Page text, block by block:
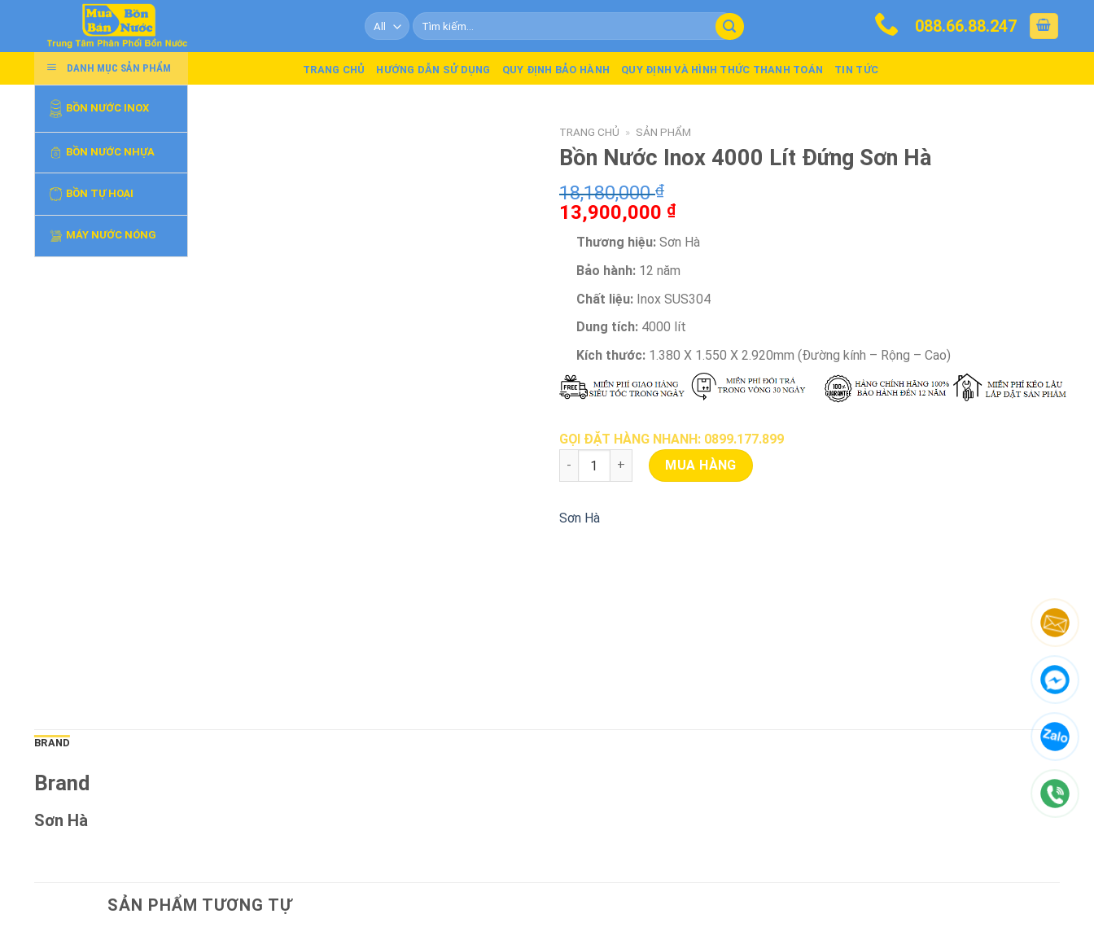
content
Tìm
kiếm:
088.66.88.247
DANH MỤC SẢN PHẨM
BỒN NƯỚC INOX
BỒN NƯỚC NHỰA
BỒN TỰ HOẠI
MÁY NƯỚC NÓNG
TRANG CHỦ HƯỚNG DẪN SỬ DỤNG QUY ĐỊNH BẢO HÀNH QUY ĐỊNH VÀ HÌNH THỨC THANH TOÁN TIN TỨC
TRANG CHỦ » SẢN PHẨM
Bồn Nước Inox 4000 Lít Đứng Sơn Hà
18,180,000₫
13,900,000 ₫
Thương hiệu:Sơn Hà
Bảo hành:12 năm
Chất liệu:Inox SUS304
Dung tích:4000 lít
Kích thước:1.380 X 1.550 X 2.920mm (Đường kính – Rộng – Cao)
GỌI ĐẶT HÀNG NHANH: 0899.177.899
Bồn Nước Inox 4000 Lít Đứng Sơn Hà số lượng
MUA HÀNG
Sơn Hà
BRAND
Brand
Sơn Hà
SẢN PHẨM TƯƠNG TỰ